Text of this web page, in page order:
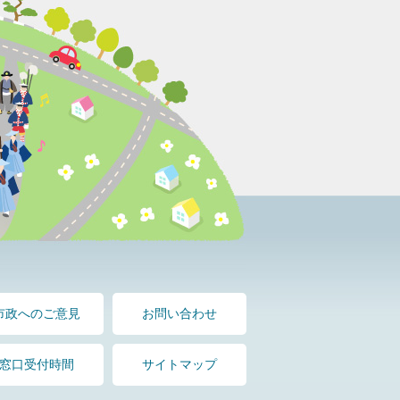
政へのご意見 お問い合わせ
窓口受付時間 サイトマップ